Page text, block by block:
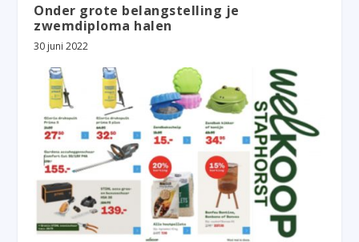
Onder grote belangstelling je
zwemdiploma halen
30 juni 2022